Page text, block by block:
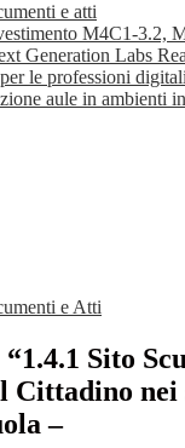
e atti
M4C1-3.2,
Generation Labs
le professioni
aule in ambienti
e Atti
Sito
Cittadino
–